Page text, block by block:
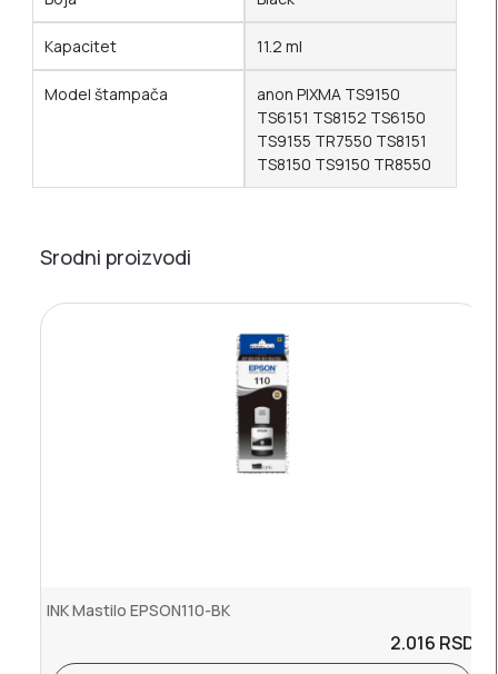
Kapacitet 11.2 ml
Model štampača
anon PIXMA TS9150
TS6151 TS8152 TS6150
TS9155 TR7550 TS8151
TS8150 TS9150 TR8550
Srodni proizvodi
INK Mastilo EPSON110-BK
2.016 RSD.